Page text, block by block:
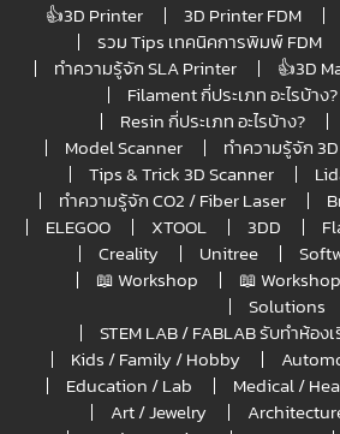
👍3D Printer 3D Printer FDM
รวม Tips เทคนิคการพิมพ์ FDM
ทำความรู้จัก SLA Printer
👍3D
Filament กี่ประเภท อะไรบ้าง?
Resin กี่ประเภท อะไรบ้าง?
Model Scanner
ทำความรู้จัก
Tips & Trick 3D Scanner
ทำความรู้จัก CO2 / Fiber Laser
ELEGOO
XTOOL 3DD
Creality
Unitree
📖 Workshop
📖 Workshop
Solutions
STEM LAB / FABLAB รับทำห้อ
Kids / Family / Hobby
Education / Lab
Medical /
Art / Jewelry